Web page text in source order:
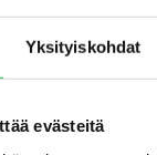
Yksityiskohdat
evästeitä